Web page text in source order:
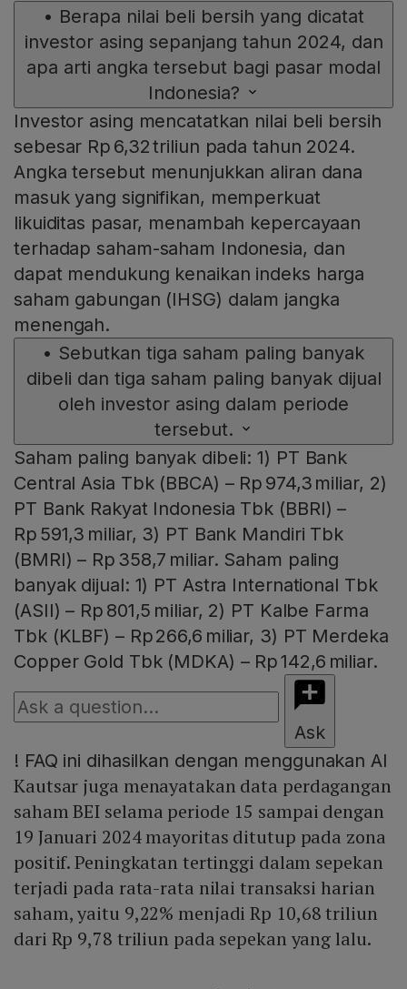
• Berapa nilai beli bersih yang dicatat
investor asing sepanjang tahun 2024, dan
apa arti angka tersebut bagi pasar modal
Indonesia?
Investor asing mencatatkan nilai beli bersih
sebesar Rp 6,32 triliun pada tahun 2024.
Angka tersebut menunjukkan aliran dana
masuk yang signifikan, memperkuat
likuiditas pasar, menambah kepercayaan
terhadap saham-saham Indonesia, dan
dapat mendukung kenaikan indeks harga
saham gabungan (IHSG) dalam jangka
menengah.
• Sebutkan tiga saham paling banyak
dibeli dan tiga saham paling banyak dijual
oleh investor asing dalam periode
tersebut.
Saham paling banyak dibeli: 1) PT Bank
Central Asia Tbk (BBCA) – Rp 974,3 miliar, 2)
PT Bank Rakyat Indonesia Tbk (BBRI) –
Rp 591,3 miliar, 3) PT Bank Mandiri Tbk
(BMRI) – Rp 358,7 miliar. Saham paling
banyak dijual: 1) PT Astra International Tbk
(ASII) – Rp 801,5 miliar, 2) PT Kalbe Farma
Tbk (KLBF) – Rp 266,6 miliar, 3) PT Merdeka
Copper Gold Tbk (MDKA) – Rp 142,6 miliar.
Ask
! FAQ ini dihasilkan dengan menggunakan AI
Kautsar juga menayatakan data perdagangan
saham BEI selama periode 15 sampai dengan
19 Januari 2024 mayoritas ditutup pada zona
positif. Peningkatan tertinggi dalam sepekan
terjadi pada rata-rata nilai transaksi harian
saham, yaitu 9,22% menjadi Rp 10,68 triliun
dari Rp 9,78 triliun pada sepekan yang lalu.